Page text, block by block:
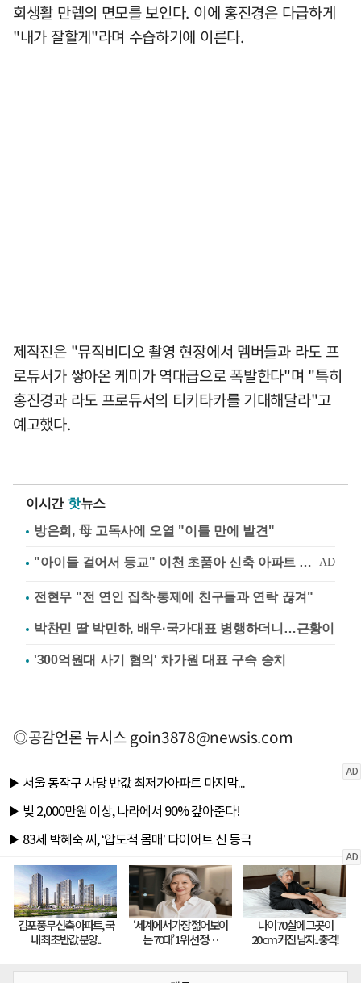
회생활 만렙의 면모를 보인다. 이에 홍진경은 다급하게
"내가 잘할게"라며 수습하기에 이른다.
제작진은 "뮤직비디오 촬영 현장에서 멤버들과 라도 프
로듀서가 쌓아온 케미가 역대급으로 폭발한다"며 "특히
홍진경과 라도 프로듀서의 티키타카를 기대해달라"고
예고했다.
이시간 핫뉴스
방은희, 母 고독사에 오열 "이틀 만에 발견"
전현무 "전 연인 집착·통제에 친구들과 연락 끊겨"
박찬민 딸 박민하, 배우·국가대표 병행하더니…근황이
'300억원대 사기 혐의' 차가원 대표 구속 송치
◎공감언론 뉴시스goin3878@newsis.com